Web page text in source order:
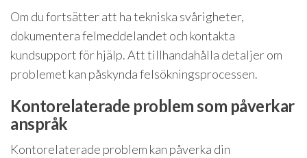
Om du fortsätter att ha tekniska svårigheter,
dokumentera felmeddelandet och kontakta
kundsupport för hjälp. Att tillhandahålla detaljer om
problemet kan påskynda felsökningsprocessen.
Kontorelaterade problem som påverkar
anspråk
Kontorelaterade problem kan påverka din